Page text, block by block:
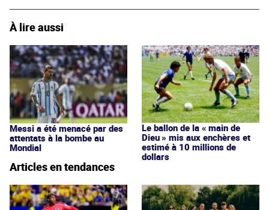
À lire aussi
Messi a été menacé par des
attentats à la bombe au
Mondial
Le ballon de la « main de
Dieu » mis aux enchères et
estimé à 10 millions de
dollars
Articles en tendances